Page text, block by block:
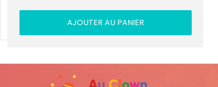
AJOUTER AU PANIER